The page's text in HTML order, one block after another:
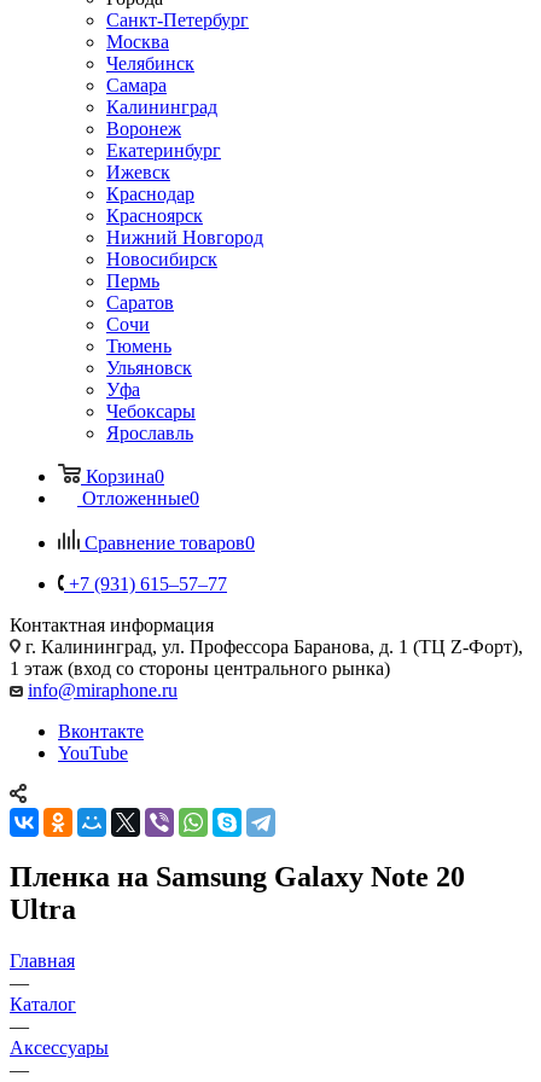
Санкт-Петербург
Москва
Челябинск
Самара
Калининград
Воронеж
Екатеринбург
Ижевск
Краснодар
Красноярск
Нижний Новгород
Новосибирск
Пермь
Саратов
Сочи
Тюмень
Ульяновск
Уфа
Чебоксары
Ярославль
Корзина0
Отложенные0
Сравнение товаров0
+7 (931) 615‒57‒77
Контактная информация
г. Калининград, ул. Профессора Баранова, д. 1 (ТЦ Z-Форт),
1 этаж (вход со стороны центрального рынка)
info@miraphone.ru
Вконтакте
YouTube
Пленка на Samsung Galaxy Note 20
Ultra
Главная
—
Каталог
—
Аксессуары
—